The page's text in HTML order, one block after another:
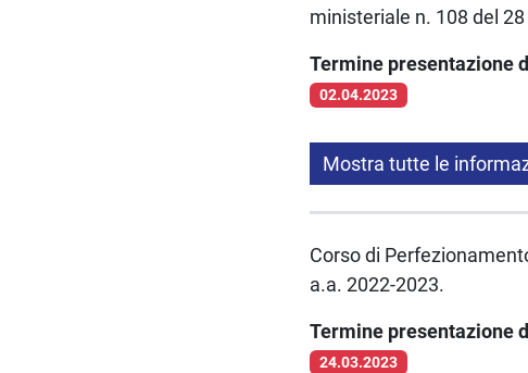
ministeriale n. 108 del
Termine presentazione
02.04.2023
Mostra tutte le
Corso di
a.a. 2022-2023.
Termine presentazione
24.03.2023